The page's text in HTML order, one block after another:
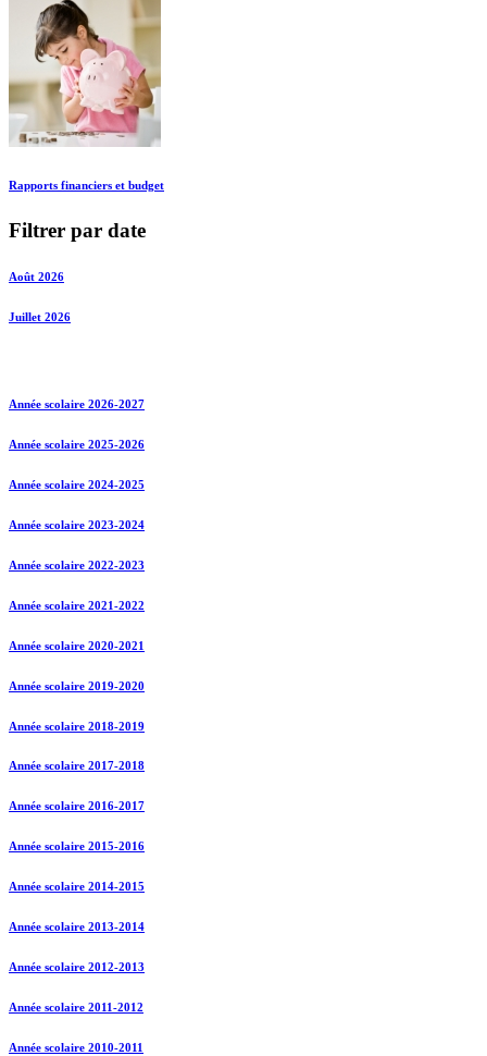
Rapports financiers et budget
Filtrer par date
Août 2026
Juillet 2026
Année scolaire 2026-2027
Année scolaire 2025-2026
Année scolaire 2024-2025
Année scolaire 2023-2024
Année scolaire 2022-2023
Année scolaire 2021-2022
Année scolaire 2020-2021
Année scolaire 2019-2020
Année scolaire 2018-2019
Année scolaire 2017-2018
Année scolaire 2016-2017
Année scolaire 2015-2016
Année scolaire 2014-2015
Année scolaire 2013-2014
Année scolaire 2012-2013
Année scolaire 2011-2012
Année scolaire 2010-2011